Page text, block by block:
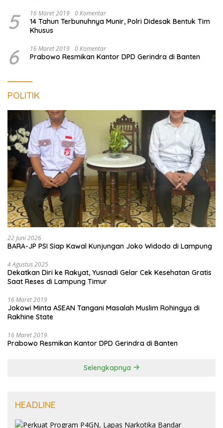
5 16 Maret 2019 0 Komentar
14 Tahun Terbunuhnya Munir, Polri Didesak Bentuk Tim
Khusus
6 16 Maret 2019 0 Komentar
Prabowo Resmikan Kantor DPD Gerindra di Banten
POLITIK
22 Juni 2026
BARA-JP PSI Siap Kawal Kunjungan Joko Widodo di Lampung
4 Agustus 2025
Dekatkan Diri ke Rakyat, Yusnadi Gelar Cek Kesehatan Gratis
Saat Reses di Lampung Timur
16 Maret 2019
Jokowi Minta ASEAN Tangani Masalah Muslim Rohingya di
Rakhine State
16 Maret 2019
Prabowo Resmikan Kantor DPD Gerindra di Banten
Selengkapnya
HEADLINE